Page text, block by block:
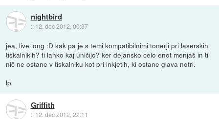
nightbird
:: 12. dec 2012, 00:37
jea, live long :D kak pa je s temi kompatibilnimi tonerji pri laserskih
tiskalnikih? ti lahko kaj uničijo? ker dejansko celo enot menjaš in ti
nič ne ostane v tiskalniku kot pri inkjetih, ki ostane glava notri.
lp
Griffith
:: 12. dec 2012, 22:11